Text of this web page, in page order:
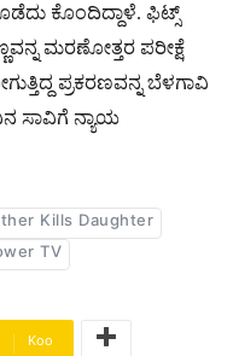
ಕೊಂದಿದ್ದಾಳೆ. ಫಿಟ್ಸ್
ಮರಣೋತ್ತರ ಪರೀಕ್ಷೆ
ಪ್ರಕರಣವನ್ನ ಬೆಳಗಾವಿ
ಸಾವಿಗೆ ನ್ಯಾಯ
Kills Daughter
TV
Koo